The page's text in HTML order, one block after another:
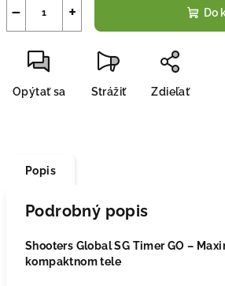
+
− Do
Opýtať sa Strážiť Zdieľať
Popis
Podrobný popis
Shooters Global SG Timer GO –
kompaktnom tele